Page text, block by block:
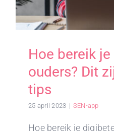
Hoe bereik
ouders? Dit
tips
25 april 2023 | SEN-app
Hoe bereik je